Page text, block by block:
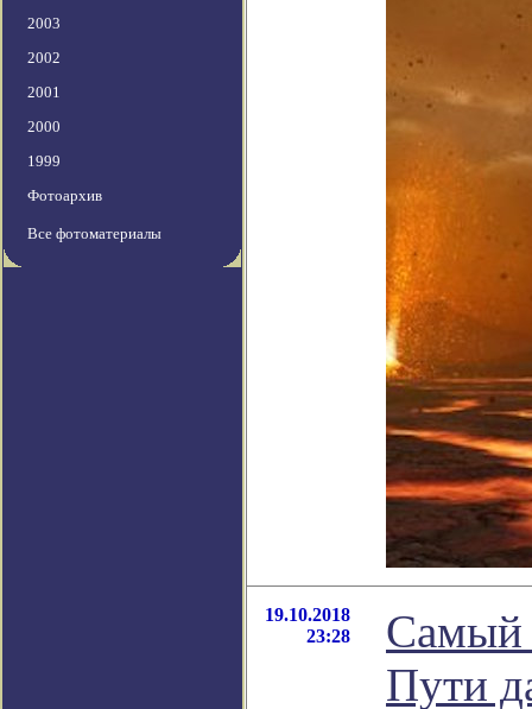
2003
2002
2001
2000
1999
Фотоархив
Все фотоматериалы
19.10.2018
23:28
Самый
Пути